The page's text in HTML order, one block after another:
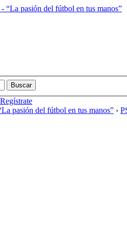
Regístrate
pasión del fútbol en tus manos” ›